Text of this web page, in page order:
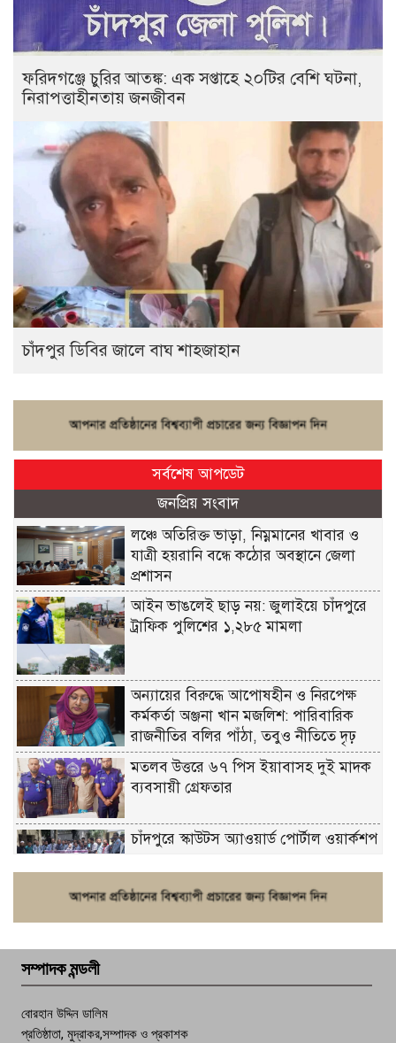
ফরিদগঞ্জে চুরির আতঙ্ক: এক সপ্তাহে ২০টির বেশি ঘটনা,
নিরাপত্তাহীনতায় জনজীবন
চাঁদপুর ডিবির জালে বাঘ শাহজাহান
সর্বশেষ আপডেট
জনপ্রিয় সংবাদ
লঞ্চে অতিরিক্ত ভাড়া, নিম্নমানের খাবার ও
যাত্রী হয়রানি বন্ধে কঠোর অবস্থানে জেলা
প্রশাসন
আইন ভাঙলেই ছাড় নয়: জুলাইয়ে চাঁদপুরে
ট্রাফিক পুলিশের ১,২৮৫ মামলা
অন্যায়ের বিরুদ্ধে আপোষহীন ও নিরপেক্ষ
কর্মকর্তা অঞ্জনা খান মজলিশ: পারিবারিক
রাজনীতির বলির পাঁঠা, তবুও নীতিতে দৃঢ়
মতলব উত্তরে ৬৭ পিস ইয়াবাসহ দুই মাদক
ব্যবসায়ী গ্রেফতার
চাঁদপুরে স্কাউটস অ্যাওয়ার্ড পোর্টাল ওয়ার্কশপ
সম্পাদক মন্ডলী
বোরহান উদ্দিন ডালিম
প্রতিষ্ঠাতা, মুদ্রাকর,সম্পাদক ও প্রকাশক